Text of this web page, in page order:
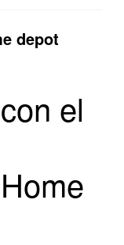
depot
el